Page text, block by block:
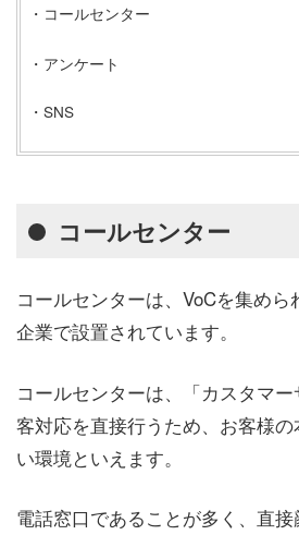
・コールセンター
・アンケート
・SNS
コールセンター
コールセンターは、VoCを集め
企業で設置されています。
コールセンターは、「カスタマ
客対応を直接行うため、お客様
い環境といえます。
電話窓口であることが多く、直